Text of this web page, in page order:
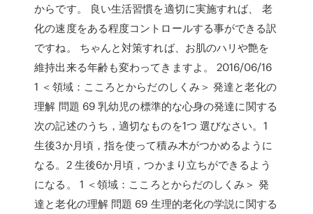
からです。 良い生活習慣を適切に実施すれば、 老
化の速度をある程度コントロールする事ができる訳
ですね。 ちゃんと対策すれば、お肌のハリや艶を
維持出来る年齢も変わってきますよ。 2016/06/16
1 ＜領域：こころとからだのしくみ＞ 発達と老化の
理解 問題 69 乳幼児の標準的な心身の発達に関する
次の記述のうち，適切なものを1つ 選びなさい。1
生後3か月頃，指を使って積み木がつかめるように
なる。2 生後6か月頃，つかまり立ちができるよう
になる。 1 ＜領域：こころとからだのしくみ＞ 発
達と老化の理解 問題 69 生理的老化の学説に関する